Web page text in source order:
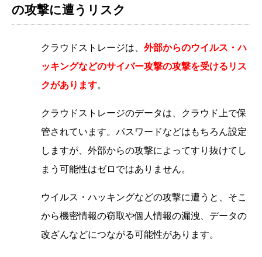
の攻撃に遭うリスク
クラウドストレージは、 外部からのウイルス・ハ
ッキングなどのサイバー攻撃の攻撃を受けるリス
クがあります。
クラウドストレージのデータは、クラウド上で保
管されています。パスワードなどはもちろん設定
しますが、外部からの攻撃によってすり抜けてし
まう可能性はゼロではありません。
ウイルス・ハッキングなどの攻撃に遭うと、そこ
から機密情報の窃取や個人情報の漏洩、データの
改ざんなどにつながる可能性があります。